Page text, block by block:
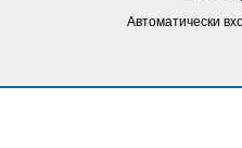
Автоматически